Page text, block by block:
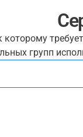
которому
групп